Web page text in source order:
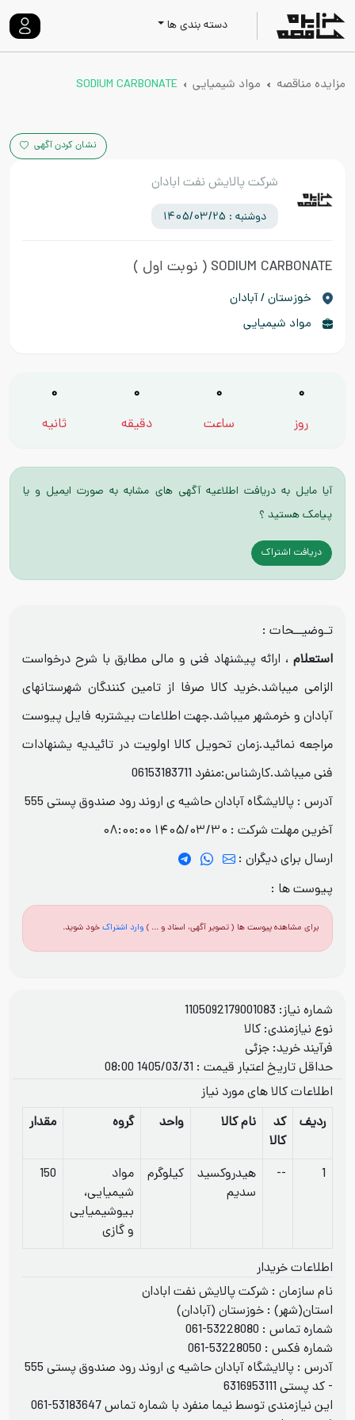
دسته بندی ها
مزایده مناقصه مواد شیمیایی SODIUM CARBONATE
نشان کردن آگهی
شرکت پالایش نفت ابادان
دوشنبه : 1405/03/25
SODIUM CARBONATE ( نوبت اول )
خوزستان / آبادان
مواد شیمیایی
0
روز
0
ساعت
0
دقیقه
0
ثانیه
آیا مایل به دریافت اطلاعیه آگهی های مشابه به صورت ایمیل و یا
پیامک هستید ؟
دریافت اشتراک
تـوضیــحات :
استعلام ، ارائه پیشنهاد فنی و مالی مطابق با شرح درخواست
الزامی میباشد.خرید کالا صرفا از تامین کنندگان شهرستانهای
آبادان و خرمشهر میباشد.جهت اطلاعات بیشتربه فایل پیوست
مراجعه نمائید.زمان تحویل کالا اولویت در تائیدیه یشنهادات
فنی میباشد.کارشناس:منفرد 06153183711
آدرس : پالایشگاه آبادان حاشیه ی اروند رود صندوق پستی 555
آخرین مهلت شرکت : 1405/03/30 08:00:00
ارسال برای دیگران :
پیوست ها :
برای مشاهده پیوست ها ( تصویر آگهی، اسناد و ... ) وارد اشتراکخود شوید.
شماره نیاز: 1105092179001083
نوع نیازمندی: کالا
فرآيند خريد: جزئی
حداقل تاریخ اعتبار قیمت : 1405/03/31 08:00
اطلاعات کالا های مورد نیاز
ردیف
کد
کالا
نام کالا واحد گروه مقدار
1
--
هیدروکسید
سدیم
کیلوگرم
مواد
شیمیایی،
بیوشیمیایی
و گازی
150
اطلاعات خریدار
نام سازمان : شرکت پالایش نفت ابادان
استان(شهر) : خوزستان (آبادان)
شماره تماس : 061-53228080
شماره فکس : 061-53228050
آدرس : پالایشگاه آبادان حاشیه ی اروند رود صندوق پستی 555
- کد پستی 6316953111
این نیازمندی توسط نیما منفرد با شماره تماس061-53183647